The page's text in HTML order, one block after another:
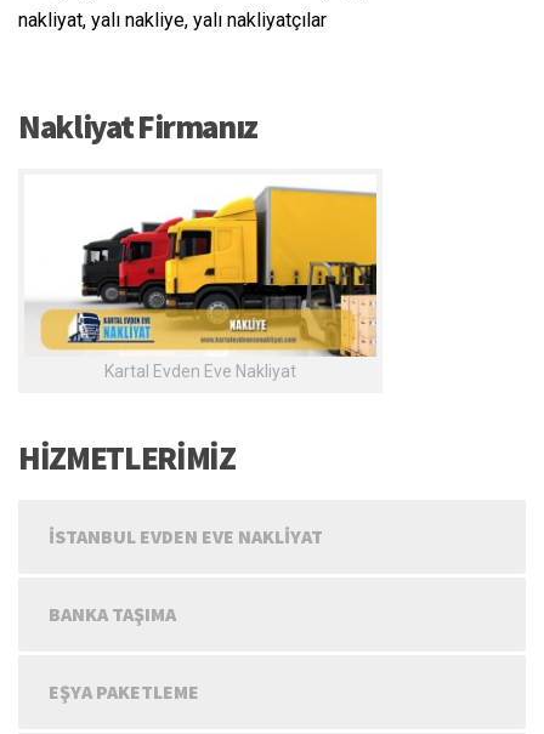
nakliyat, yalı nakliye, yalı nakliyatçılar
Nakliyat Firmanız
Kartal Evden Eve Nakliyat
HİZMETLERİMİZ
İSTANBUL EVDEN EVE NAKLIYAT
BANKA TAŞIMA
EŞYA PAKETLEME